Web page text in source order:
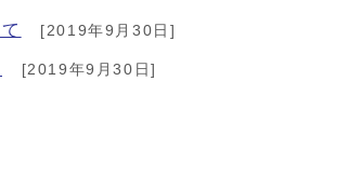
[2019年9月30日]
[2019年9月30日]